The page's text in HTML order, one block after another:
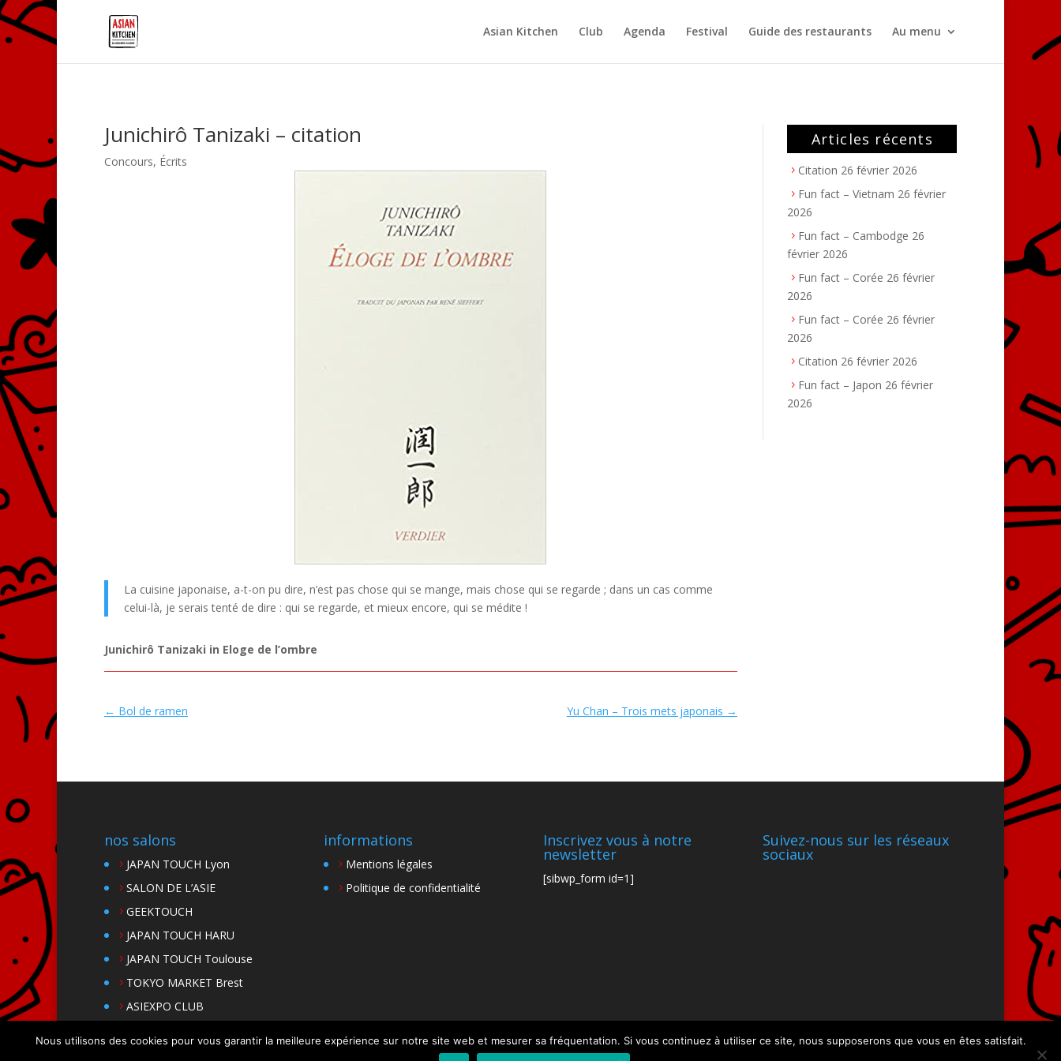
Asian Kitchen Club Agenda Festival Guide des restaurants Au menu
Junichirô Tanizaki – citation
Concours, Écrits
La cuisine japonaise, a-t-on pu dire, n’est pas chose qui se mange, mais chose qui se regarde ; dans un cas comme
celui-là, je serais tenté de dire : qui se regarde, et mieux encore, qui se médite !
Junichirô Tanizaki in Eloge de l’ombre
← Bol de ramen Yu Chan – Trois mets japonais →
Articles récents
Citation 26 février 2026
Fun fact – Vietnam 26 février
2026
Fun fact – Cambodge 26
février 2026
Fun fact – Corée 26 février
2026
Fun fact – Corée 26 février
2026
Citation 26 février 2026
Fun fact – Japon 26 février
2026
nos salons
JAPAN TOUCH Lyon
SALON DE L’ASIE
GEEKTOUCH
JAPAN TOUCH HARU
JAPAN TOUCH Toulouse
TOKYO MARKET Brest
ASIEXPO CLUB
informations
Mentions légales
Politique de confidentialité
Inscrivez vous à notre
newsletter
[sibwp_form id=1]
Suivez-nous sur les réseaux
sociaux
Nous utilisons des cookies pour vous garantir la meilleure expérience sur notre site web et mesurer sa fréquentation. Si vous continuez à utiliser ce site, nous supposerons que vous en êtes satisfait.